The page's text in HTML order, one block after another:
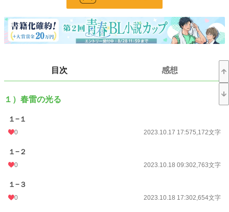
男子中学生たちの、友情以上恋愛未満な花曇りの青春。
小説家になろう、Pixiv、クロスフォリオに掲載中の作品です。
31,393 位 / 31,393 件
お気に入り
初回公開日時
目次 感想
１）春雷の光る
１−１
0 2023.10.17 17:575,172文字
１−２
0 2023.10.18 09:302,763文字
１−３
0 2023.10.18 17:302,654文字